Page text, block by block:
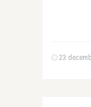
23